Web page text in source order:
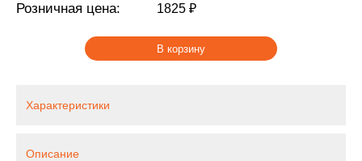
Розничная цена:
1825 ₽
В корзину
Характеристики
Описание